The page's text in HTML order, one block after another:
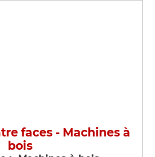
faces - Machines à
bois